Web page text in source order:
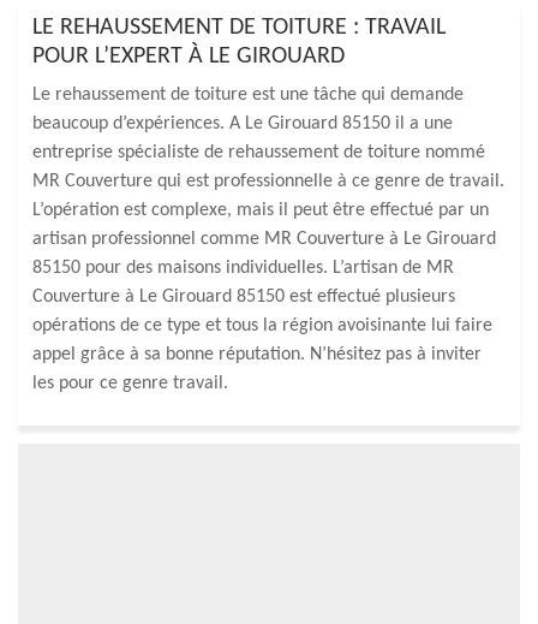
LE REHAUSSEMENT DE TOITURE : TRAVAIL
POUR L’EXPERT À LE GIROUARD
Le rehaussement de toiture est une tâche qui demande
beaucoup d’expériences. A Le Girouard 85150 il a une
entreprise spécialiste de rehaussement de toiture nommé
MR Couverture qui est professionnelle à ce genre de travail.
L’opération est complexe, mais il peut être effectué par un
artisan professionnel comme MR Couverture à Le Girouard
85150 pour des maisons individuelles. L’artisan de MR
Couverture à Le Girouard 85150 est effectué plusieurs
opérations de ce type et tous la région avoisinante lui faire
appel grâce à sa bonne réputation. N’hésitez pas à inviter
les pour ce genre travail.